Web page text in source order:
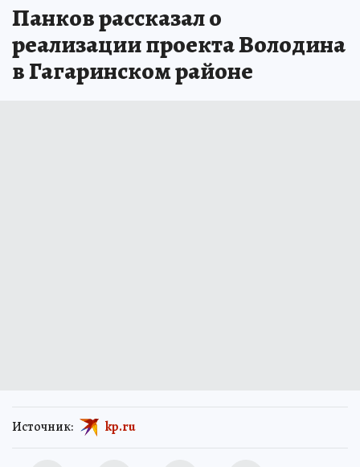
Панков рассказал о
реализации проекта Володина
в Гагаринском районе
Источник: kp.ru